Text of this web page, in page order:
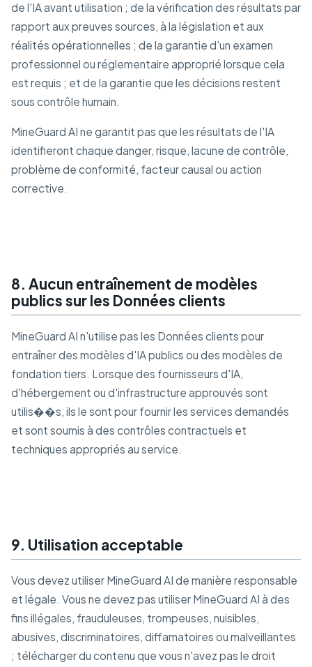
de l'IA avant utilisation ; de la vérification des résultats par
rapport aux preuves sources, à la législation et aux
réalités opérationnelles ; de la garantie d'un examen
professionnel ou réglementaire approprié lorsque cela
est requis ; et de la garantie que les décisions restent
sous contrôle humain.
MineGuard AI ne garantit pas que les résultats de l'IA
identifieront chaque danger, risque, lacune de contrôle,
problème de conformité, facteur causal ou action
corrective.
8. Aucun entraînement de modèles
publics sur les Données clients
MineGuard AI n'utilise pas les Données clients pour
entraîner des modèles d'IA publics ou des modèles de
fondation tiers. Lorsque des fournisseurs d'IA,
d'hébergement ou d'infrastructure approuvés sont
utilis��s, ils le sont pour fournir les services demandés
et sont soumis à des contrôles contractuels et
techniques appropriés au service.
9. Utilisation acceptable
Vous devez utiliser MineGuard AI de manière responsable
et légale. Vous ne devez pas utiliser MineGuard AI à des
fins illégales, frauduleuses, trompeuses, nuisibles,
abusives, discriminatoires, diffamatoires ou malveillantes
; télécharger du contenu que vous n'avez pas le droit